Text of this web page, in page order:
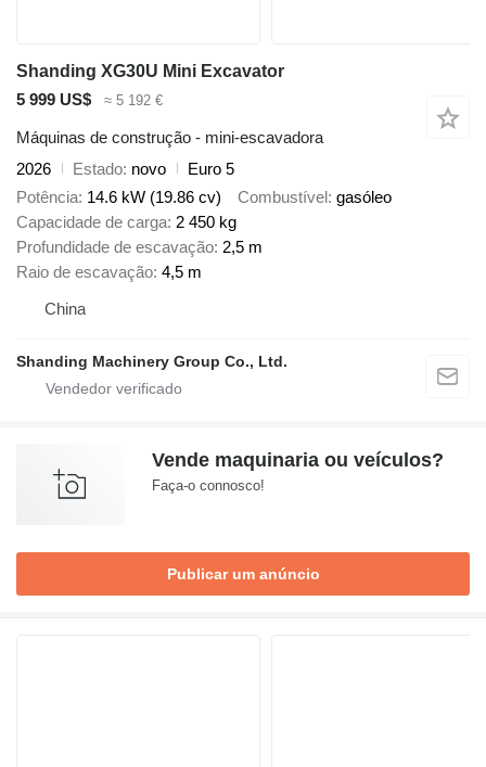
Shanding XG30U Mini Excavator
5 999 US$
≈ 5 192 €
Máquinas de construção - mini-escavadora
2026
Estado novo
Euro 5
Potência 14.6 kW (19.86 cv) Combustível gasóleo
Capacidade de carga 2 450 kg
Profundidade de escavação 2,5 m
Raio de escavação 4,5 m
China
Shanding Machinery Group Co., Ltd.
Vende maquinaria ou veículos?
Faça-o connosco!
Publicar um anúncio